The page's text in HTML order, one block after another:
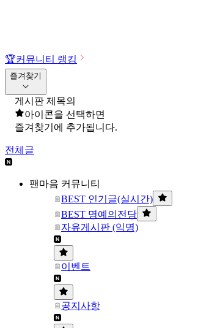
🏆커뮤니티 랭킹
즐겨찾기
게시판 제목의
아이콘을 선택하면
즐겨찾기에 추가됩니다.
전체글
팬마음 커뮤니티
BEST 인기글(실시간)
BEST 명예의전당
자유게시판 (익명)
이벤트
공지사항